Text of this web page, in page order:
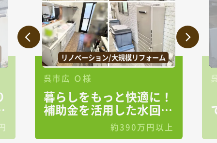
リノベーション/大規模リフォーム
呉市広 Ｏ様
暮らしをもっと快適に！
補助金を活用した水回り
約390万円以上